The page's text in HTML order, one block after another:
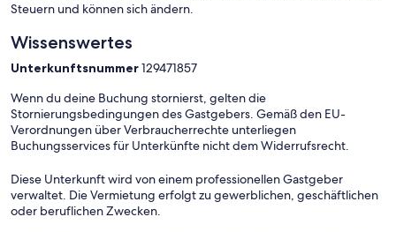
Steuern und können sich ändern.
Wissenswertes
Unterkunftsnummer129471857
Wenn du deine Buchung stornierst, gelten die
Stornierungsbedingungen des Gastgebers. Gemäß den EU-
Verordnungen über Verbraucherrechte unterliegen
Buchungsservices für Unterkünfte nicht dem Widerrufsrecht.
Diese Unterkunft wird von einem professionellen Gastgeber
verwaltet. Die Vermietung erfolgt zu gewerblichen, geschäftlichen
oder beruflichen Zwecken.